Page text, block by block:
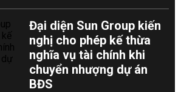
Đại diện Sun Group kiến
nghị cho phép kế thừa
nghĩa vụ tài chính khi
chuyển nhượng dự án
BĐS